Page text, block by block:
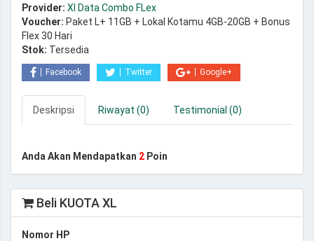
Provider: Xl Data Combo FLex
Voucher: Paket L+ 11GB + Lokal Kotamu 4GB-20GB + Bonus
Flex 30 Hari
Stok: Tersedia
Facebook Twitter Google+
Deskripsi Riwayat (0) Testimonial (0)
Anda Akan Mendapatkan 2 Poin
Beli KUOTA XL
Nomor HP